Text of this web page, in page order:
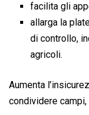
facilita gli
allarga la
di controllo,
agricoli.
Aumenta
condividere